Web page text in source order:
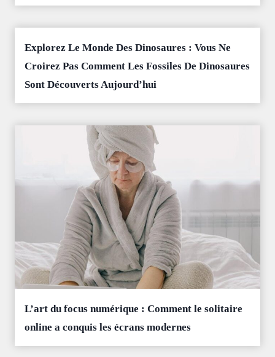
Explorez Le Monde Des Dinosaures : Vous Ne
Croirez Pas Comment Les Fossiles De Dinosaures
Sont Découverts Aujourd’hui
L’art du focus numérique : Comment le solitaire
online a conquis les écrans modernes